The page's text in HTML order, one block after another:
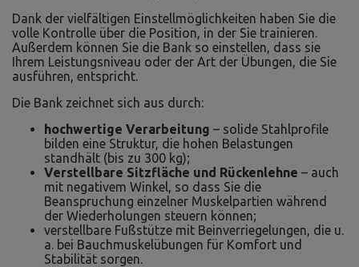
Dank der vielfältigen Einstellmöglichkeiten haben Sie die
volle Kontrolle über die Position, in der Sie trainieren.
Außerdem können Sie die Bank so einstellen, dass sie
Ihrem Leistungsniveau oder der Art der Übungen, die Sie
ausführen, entspricht.
Die Bank zeichnet sich aus durch:
hochwertige Verarbeitung – solide Stahlprofile
bilden eine Struktur, die hohen Belastungen
standhält (bis zu 300 kg);
Verstellbare Sitzfläche und Rückenlehne – auch
mit negativem Winkel, so dass Sie die
Beanspruchung einzelner Muskelpartien während
der Wiederholungen steuern können;
verstellbare Fußstütze mit Beinverriegelungen, die u.
a. bei Bauchmuskelübungen für Komfort und
Stabilität sorgen.